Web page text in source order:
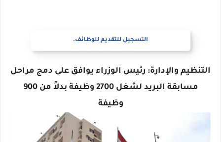
التسجيل للتقديم للوظائف.
التنظيم والإدارة: رئيس الوزراء يوافق على دمج مراحل
مسابقة البريد لشغل 2700 وظيفة بدلاً من 900
وظيفة